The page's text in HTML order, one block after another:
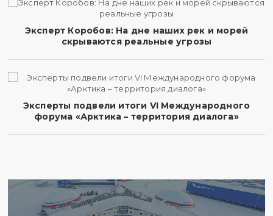
Эксперт Коробов: На дне наших рек и морей
скрываются реальные угрозы
Эксперты подвели итоги VI Международного
форума «Арктика – территория диалога»